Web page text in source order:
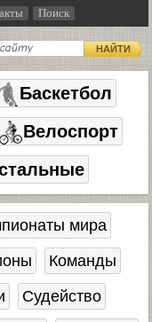
Поиск
НАЙТИ
Баскетбол
Велоспорт
мира
Команды
Судейство